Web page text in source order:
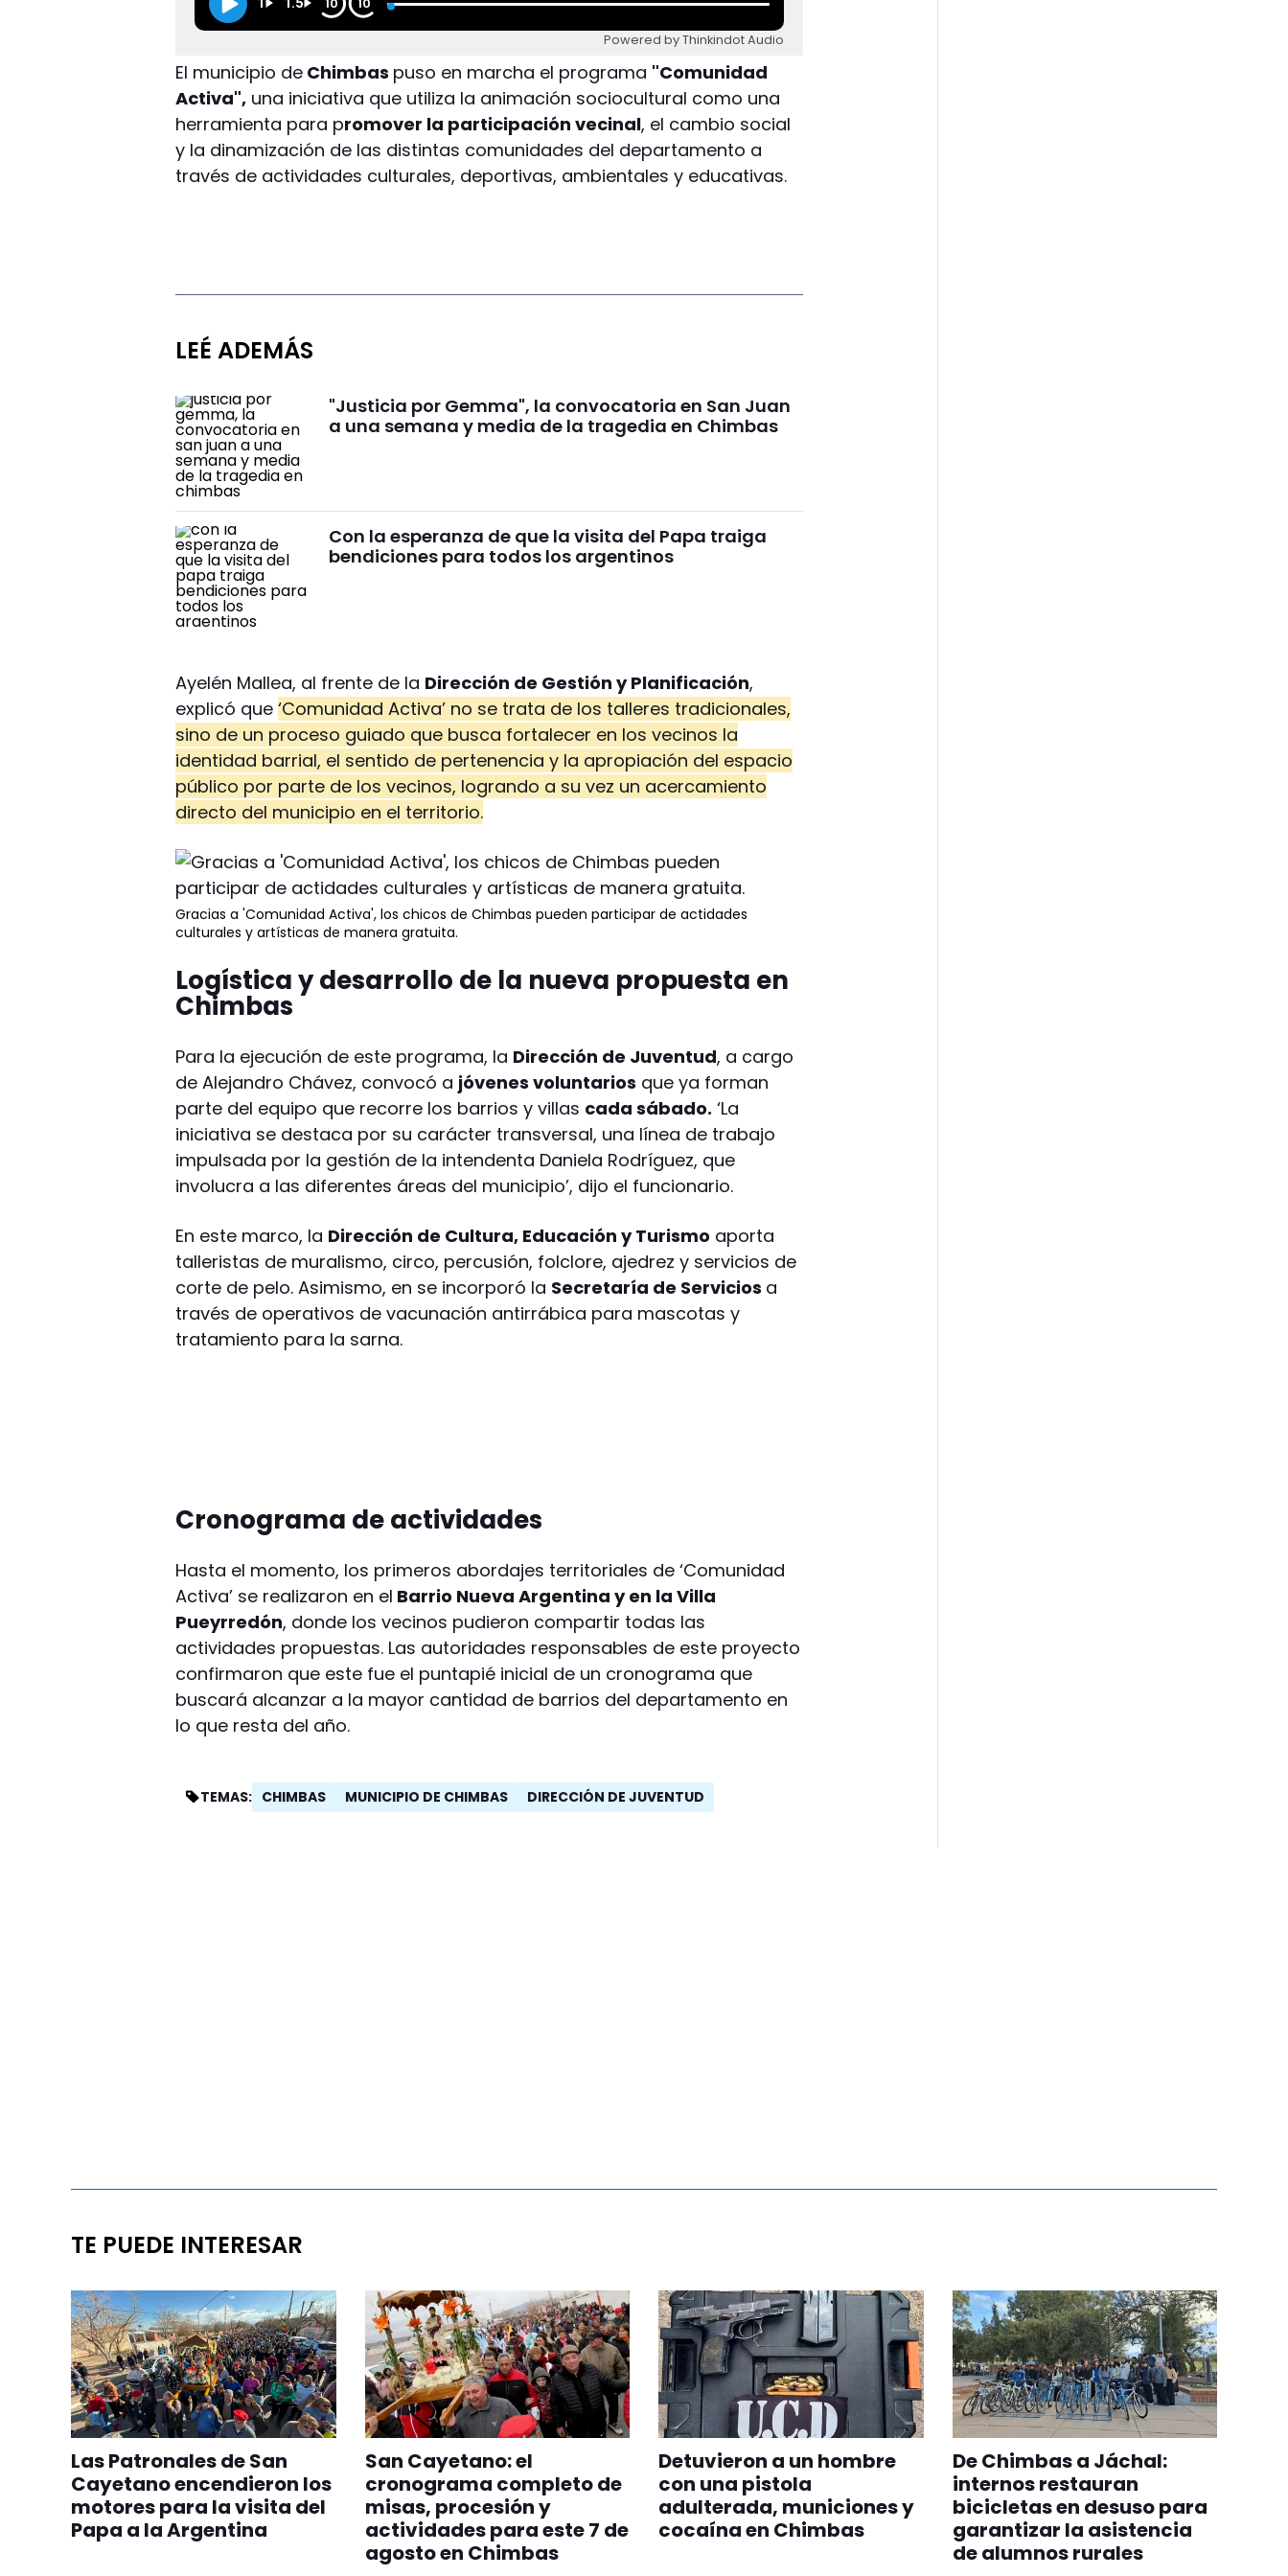
1 1.5 10 10
Powered by Thinkindot Audio
El municipio de Chimbas puso en marcha el programa "Comunidad
Activa", una iniciativa que utiliza la animación sociocultural como una
herramienta para promover la participación vecinal, el cambio social
y la dinamización de las distintas comunidades del departamento a
través de actividades culturales, deportivas, ambientales y educativas.
LEÉ ADEMÁS
"Justicia por Gemma", la convocatoria en San Juan
a una semana y media de la tragedia en Chimbas
Con la esperanza de que la visita del Papa traiga
bendiciones para todos los argentinos
Ayelén Mallea, al frente de la Dirección de Gestión y Planificación,
explicó que‘Comunidad Activa’ no se trata de los talleres tradicionales,
sino de un proceso guiado que busca fortalecer en los vecinos la
identidad barrial, el sentido de pertenencia y la apropiación del espacio
público por parte de los vecinos, logrando a su vez un acercamiento
directo del municipio en el territorio.
Gracias a 'Comunidad Activa', los chicos de Chimbas pueden participar de actidades
culturales y artísticas de manera gratuita.
Logística y desarrollo de la nueva propuesta en
Chimbas
Para la ejecución de este programa, la Dirección de Juventud, a cargo
de Alejandro Chávez, convocó a jóvenes voluntarios que ya forman
parte del equipo que recorre los barrios y villas cada sábado. ‘La
iniciativa se destaca por su carácter transversal, una línea de trabajo
impulsada por la gestión de la intendenta Daniela Rodríguez, que
involucra a las diferentes áreas del municipio’, dijo el funcionario.
En este marco, la Dirección de Cultura, Educación y Turismo aporta
talleristas de muralismo, circo, percusión, folclore, ajedrez y servicios de
corte de pelo. Asimismo, en se incorporó la Secretaría de Servicios a
través de operativos de vacunación antirrábica para mascotas y
tratamiento para la sarna.
Cronograma de actividades
Hasta el momento, los primeros abordajes territoriales de ‘Comunidad
Activa’ se realizaron en el Barrio Nueva Argentina y en la Villa
Pueyrredón, donde los vecinos pudieron compartir todas las
actividades propuestas. Las autoridades responsables de este proyecto
confirmaron que este fue el puntapié inicial de un cronograma que
buscará alcanzar a la mayor cantidad de barrios del departamento en
lo que resta del año.
TEMAS: CHIMBAS MUNICIPIO DE CHIMBAS DIRECCIÓN DE JUVENTUD
TE PUEDE INTERESAR
Las Patronales de San
Cayetano encendieron los
motores para la visita del
Papa a la Argentina
San Cayetano: el
cronograma completo de
misas, procesión y
actividades para este 7 de
agosto en Chimbas
Detuvieron a un hombre
con una pistola
adulterada, municiones y
cocaína en Chimbas
De Chimbas a Jáchal:
internos restauran
bicicletas en desuso para
garantizar la asistencia
de alumnos rurales